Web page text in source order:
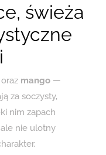
świeża
oraz mango —
za soczysty,
nim zapach
nie ulotny